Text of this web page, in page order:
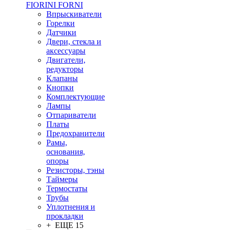
FIORINI FORNI
Впрыскиватели
Горелки
Датчики
Двери, стекла и
аксессуары
Двигатели,
редукторы
Клапаны
Кнопки
Комплектующие
Лампы
Отпариватели
Платы
Предохранители
Рамы,
основания,
опоры
Резисторы, тэны
Таймеры
Термостаты
Трубы
Уплотнения и
прокладки
+ ЕЩЕ 15